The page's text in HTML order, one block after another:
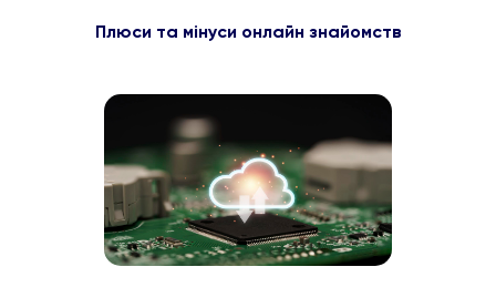
Плюси та мінуси онлайн знайомств